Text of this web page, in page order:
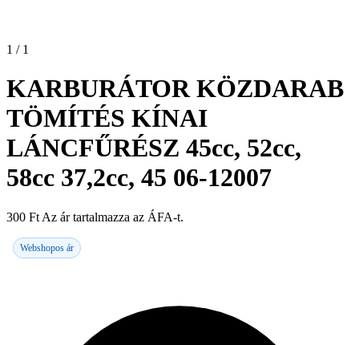
1 / 1
KARBURÁTOR KÖZDARAB
TÖMÍTÉS KÍNAI
LÁNCFŰRÉSZ 45cc, 52cc,
58cc 37,2cc, 45 06-12007
300 Ft Az ár tartalmazza az ÁFA-t.
Webshopos ár